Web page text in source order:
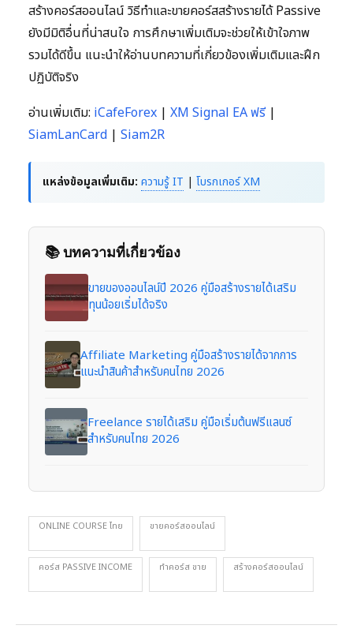
สร้างคอร์สออนไลน์ วิธีทำและขายคอร์สสร้างรายได้ Passive
ยังมีมิติอื่นที่น่าสนใจ การศึกษาเพิ่มเติมจะช่วยให้เข้าใจภาพ
รวมได้ดีขึ้น แนะนำให้อ่านบทความที่เกี่ยวข้องเพิ่มเติมและฝึก
ปฏิบัติจริง
อ่านเพิ่มเติม: iCafeForex | XM Signal EA ฟรี|
SiamLanCard | Siam2R
แหล่งข้อมูลเพิ่มเติม: ความรู้ IT | โบรกเกอร์ XM
📚 บทความที่เกี่ยวข้อง
ขายของออนไลน์ปี 2026 คู่มือสร้างรายได้เสริม
ทุนน้อยเริ่มได้จริง
Affiliate Marketing คู่มือสร้างรายได้จากการ
แนะนำสินค้าสำหรับคนไทย 2026
Freelance รายได้เสริม คู่มือเริ่มต้นฟรีแลนซ์
สำหรับคนไทย 2026
ONLINE COURSE ไทย ขายคอร์สออนไลน์
คอร์ส PASSIVE INCOME ทำคอร์ส ขาย สร้างคอร์สออนไลน์